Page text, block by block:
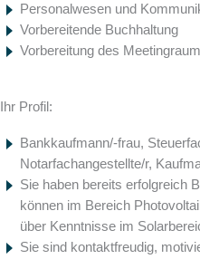
Personalwesen und
Vorbereitende Buchhaltung
Vorbereitung des
Ihr Profil:
Bankkaufmann/-frau,
Notarfachangestellte/r,
Sie haben bereits erfolgreich
können im Bereich
über Kenntnisse im
Sie sind kontaktfreudig,